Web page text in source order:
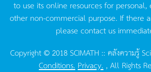
to use its online resources for
other non-commercial purpose. If there
please contact us
Copyright © 2018 SCIMATH :: คลังความรู้
Conditions. Privacy. , All Rights